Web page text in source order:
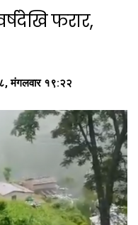
फरार,
मंगलवार १९:२२